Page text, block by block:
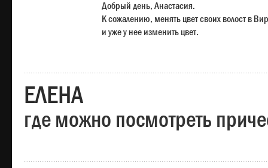
Добрый день, Анастасия.
К сожалению, менять цвет своих волост в
и уже у нее изменить цвет.
ЕЛЕНА
где можно посмотреть